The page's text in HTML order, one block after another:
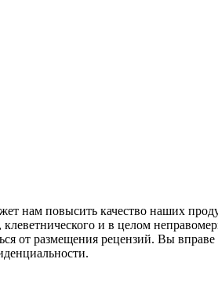
нам повысить качество наших
и в целом
от размещения рецензий. Вы